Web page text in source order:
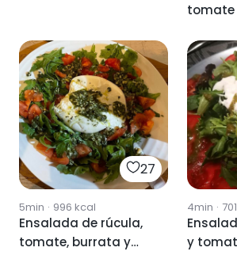
tomate
27
5min · 996 kcal
Ensalada de rúcula,
tomate, burrata y
4min · 701
y